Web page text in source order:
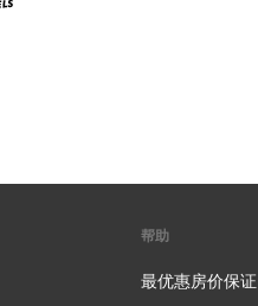
帮助
最优惠房价保证